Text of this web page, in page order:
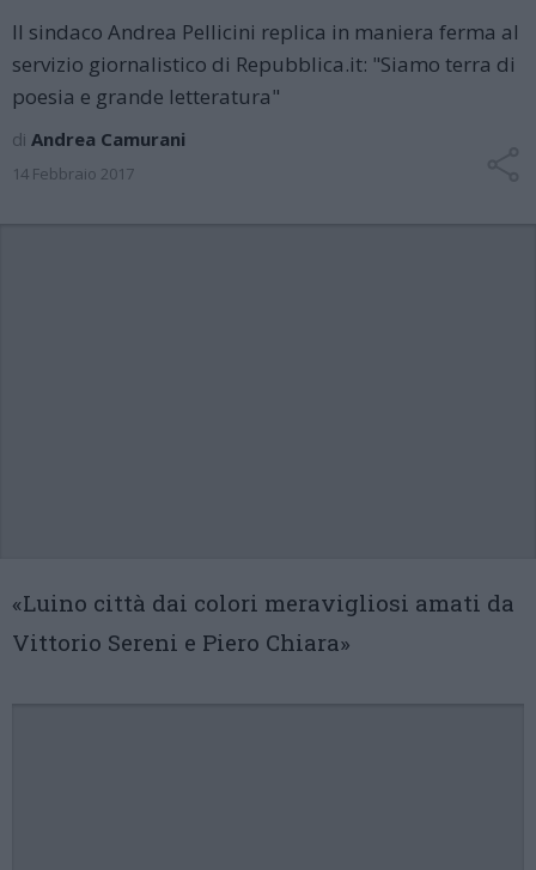
Il sindaco Andrea Pellicini replica in maniera ferma al
servizio giornalistico di Repubblica.it: "Siamo terra di
poesia e grande letteratura"
di Andrea Camurani
14 Febbraio 2017
«Luino città dai colori meravigliosi amati da
Vittorio Sereni e Piero Chiara»